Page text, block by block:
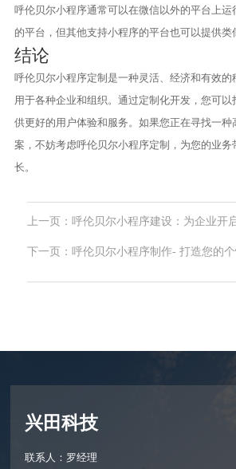
呼伦贝尔小程序通常可以在微信以外的平台上
的平台，但其他支持小程序的平台也可以提供类
结论
呼伦贝尔小程序定制是一种灵活、经济和有效
用于各种企业和组织。通过定制化开发，您可以
供更好的用户体验和服务。如果您正在寻找一
案，不妨考虑呼伦贝尔小程序定制，为您的业务
长。
上一页：呼伦贝尔小程序建设：为企业开
下一页：呼伦贝尔小程序制作- 打造您的
兴田科技
联系人：罗经理